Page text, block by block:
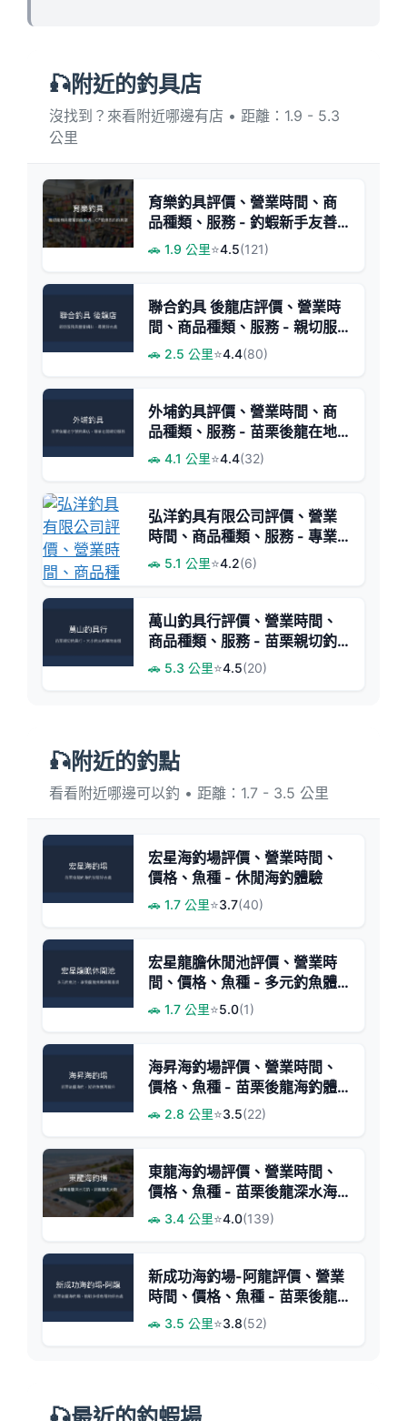
🎣附近的釣具店
沒找到？來看附近哪邊有店 • 距離：1.9 - 5.3
公里
育樂釣具評價、營業時間、商
品種類、服務 - 釣蝦新手友善
與高CP值
🚗 1.9 公里⭐4.5(121)
聯合釣具 後龍店評價、營業時
間、商品種類、服務 - 親切服
務與齊全餌料
🚗 2.5 公里⭐4.4(80)
外埔釣具評價、營業時間、商
品種類、服務 - 苗栗後龍在地
專業釣具店
🚗 4.1 公里⭐4.4(32)
弘洋釣具有限公司評價、營業
時間、商品種類、服務 - 專業
釣竿與維修服務
🚗 5.1 公里⭐4.2(6)
萬山釣具行評價、營業時間、
商品種類、服務 - 苗栗親切釣
具好店
🚗 5.3 公里⭐4.5(20)
🎣附近的釣點
看看附近哪邊可以釣 • 距離：1.7 - 3.5 公里
宏星海釣場評價、營業時間、
價格、魚種 - 休閒海釣體驗
🚗 1.7 公里⭐3.7(40)
宏星龍膽休閒池評價、營業時
間、價格、魚種 - 多元釣魚體
驗與驚喜獎勵
🚗 1.7 公里⭐5.0(1)
海昇海釣場評價、營業時間、
價格、魚種 - 苗栗後龍海釣體
🚗 2.8 公里⭐3.5(22)
東龍海釣場評價、營業時間、
價格、魚種 - 苗栗後龍深水海
釣體驗
🚗 3.4 公里⭐4.0(139)
新成功海釣場-阿龍評價、營業
時間、價格、魚種 - 苗栗後龍
海釣體驗
🚗 3.5 公里⭐3.8(52)